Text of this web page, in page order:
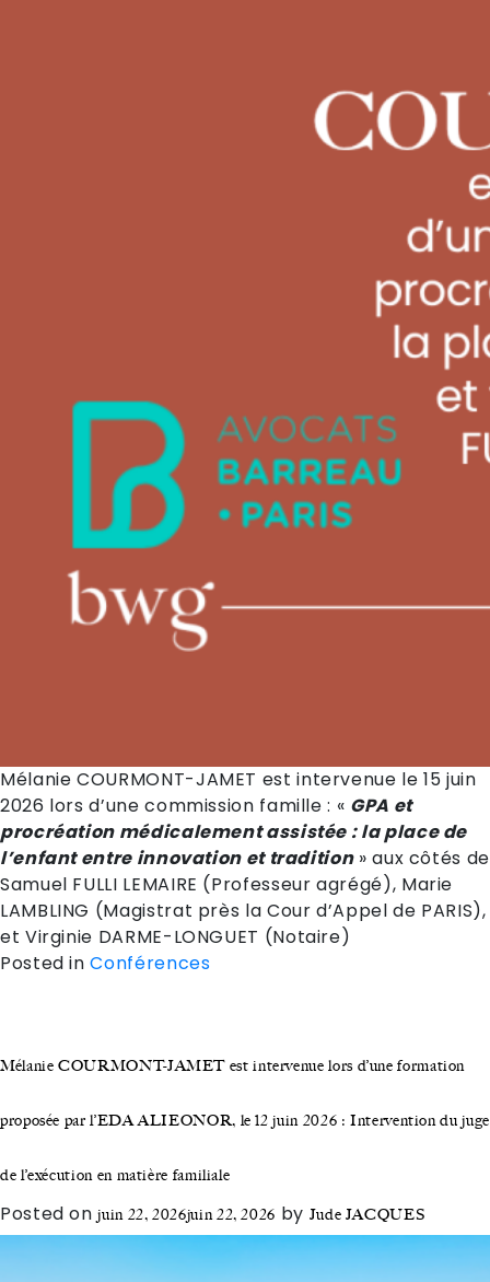
Mélanie COURMONT-JAMET est intervenue le 15 juin
2026 lors d’une commission famille : « GPA et
procréation médicalement assistée : la place de
l’enfant entre innovation et tradition» aux côtés de
Samuel FULLI LEMAIRE (Professeur agrégé), Marie
LAMBLING (Magistrat près la Cour d’Appel de PARIS),
et Virginie DARME-LONGUET (Notaire)
Posted inConférences
Mélanie COURMONT-JAMET est intervenue lors d’une formation
proposée par l’EDA ALIEONOR, le 12 juin 2026 : Intervention du juge
de l’exécution en matière familiale
Posted onjuin 22, 2026juin 22, 2026 by Jude JACQUES